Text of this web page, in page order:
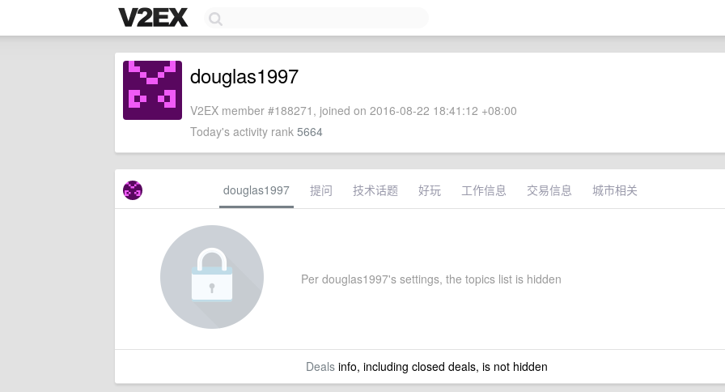
douglas1997
V2EX member #188271, joined on 2016-08-22 18:41:12 +08:00
Today's activity rank 5664
douglas1997 提问 技术话题 好玩 工作信息 交易信息 城市相关
Per douglas1997's settings, the topics list is hidden
Dealsinfo, including closed deals, is not hidden